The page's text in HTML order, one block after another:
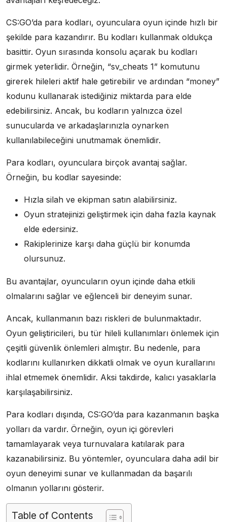
CS:GO’da para kodları, oyunculara oyun içinde hızlı bir
şekilde para kazandırır. Bu kodları kullanmak oldukça
basittir. Oyun sırasında konsolu açarak bu kodları
girmek yeterlidir. Örneğin, “sv_cheats 1” komutunu
girerek hileleri aktif hale getirebilir ve ardından “money”
kodunu kullanarak istediğiniz miktarda para elde
edebilirsiniz. Ancak, bu kodların yalnızca özel
sunucularda ve arkadaşlarınızla oynarken
kullanılabileceğini unutmamak önemlidir.
Para kodları, oyunculara birçok avantaj sağlar.
Örneğin, bu kodlar sayesinde:
Hızla silah ve ekipman satın alabilirsiniz.
Oyun stratejinizi geliştirmek için daha fazla kaynak
elde edersiniz.
Rakiplerinize karşı daha güçlü bir konumda
olursunuz.
Bu avantajlar, oyuncuların oyun içinde daha etkili
olmalarını sağlar ve eğlenceli bir deneyim sunar.
Ancak, kullanmanın bazı riskleri de bulunmaktadır.
Oyun geliştiricileri, bu tür hileli kullanımları önlemek için
çeşitli güvenlik önlemleri almıştır. Bu nedenle, para
kodlarını kullanırken dikkatli olmak ve oyun kurallarını
ihlal etmemek önemlidir. Aksi takdirde, kalıcı yasaklarla
karşılaşabilirsiniz.
Para kodları dışında, CS:GO’da para kazanmanın başka
yolları da vardır. Örneğin, oyun içi görevleri
tamamlayarak veya turnuvalara katılarak para
kazanabilirsiniz. Bu yöntemler, oyunculara daha adil bir
oyun deneyimi sunar ve kullanmadan da başarılı
olmanın yollarını gösterir.
Table of Contents